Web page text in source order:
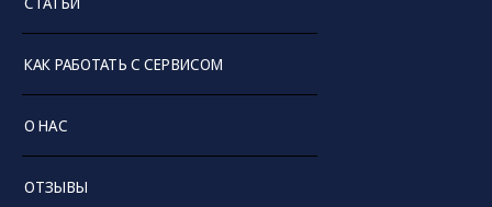
КАК РАБОТАТЬ С СЕРВИСОМ
О НАС
ОТЗЫВЫ